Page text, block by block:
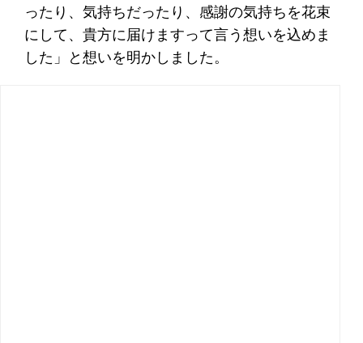
ったり、気持ちだったり、感謝の気持ちを花束
にして、貴方に届けますって言う想いを込めま
した」と想いを明かしました。